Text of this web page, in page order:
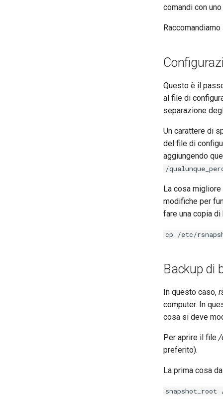
comandi con
Questo è il
al file di
separazione
Un carattere di
del file di
aggiungendo
/
La cosa
modifiche per
fare una copia
cp /etc/
Backup di
In questo caso,
computer. In
cosa si deve
Per aprire il file/
preferito).
La prima cosa
snapshot_root